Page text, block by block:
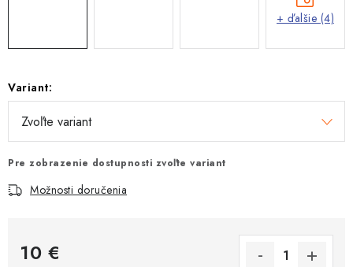
Variant:
Pre zobrazenie dostupnosti zvoľte variant
Možnosti doručenia
10 €
+ ďalšie (4)